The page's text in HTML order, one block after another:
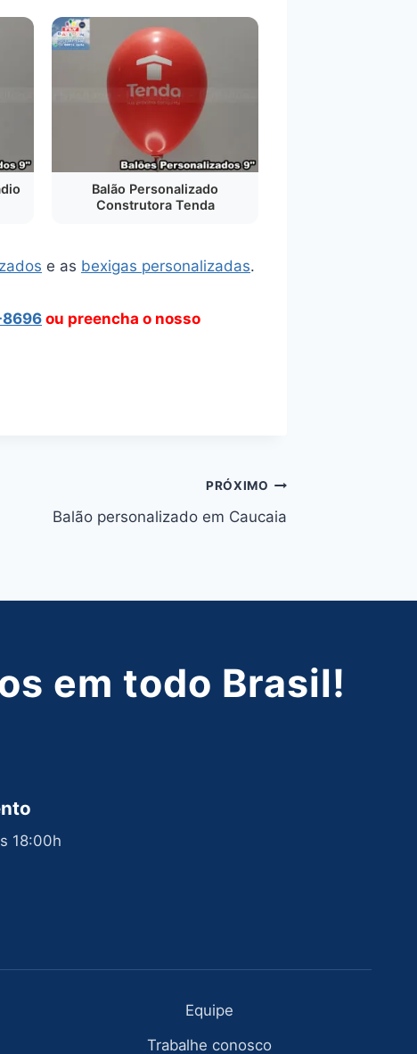
Balão Personalizado
Construtora Tenda
e as bexigas personalizadas.
ou preencha o nosso
PRÓXIMO
Balão personalizado em Caucaia
em todo Brasil!
18:00h
Equipe
Trabalhe conosco